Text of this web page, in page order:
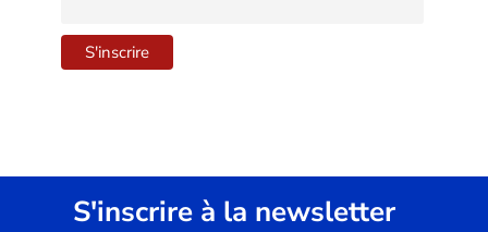
S'inscrire à la newsletter